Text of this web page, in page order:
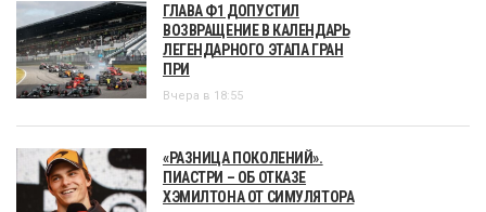
ГЛАВА Ф1 ДОПУСТИЛ
ВОЗВРАЩЕНИЕ В КАЛЕНДАРЬ
ЛЕГЕНДАРНОГО ЭТАПА ГРАН
ПРИ
Вчера в 18:55
«РАЗНИЦА ПОКОЛЕНИЙ».
ПИАСТРИ – ОБ ОТКАЗЕ
ХЭМИЛТОНА ОТ СИМУЛЯТОРА